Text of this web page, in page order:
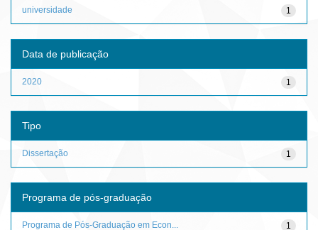
1
universidade
Data de publicação
1
2020
Tipo
1
Dissertação
Programa de pós-graduação
1
Programa de Pós-Graduação em Econ...